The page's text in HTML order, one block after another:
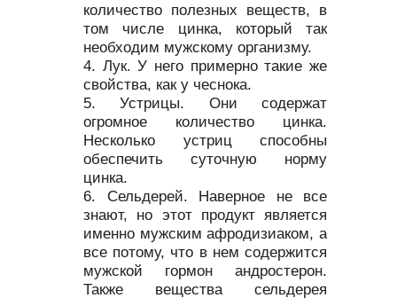
количество полезных веществ, в
том числе цинка, который так
необходим мужскому организму.
Лук. У него примерно такие же
свойства, как у чеснока.
Устрицы. Они содержат
огромное количество цинка.
Несколько устриц способны
обеспечить суточную норму
цинка.
Сельдерей. Наверное не все
знают, но этот продукт является
именно мужским афродизиаком, а
все потому, что в нем содержится
мужской гормон андростерон.
Также вещества сельдерея